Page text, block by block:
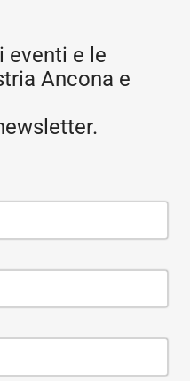
eventi e le
Ancona e